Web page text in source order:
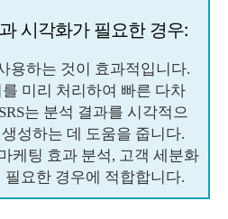
시각화가 필요한 경우:
용하는 것이 효과적입니다.
미리 처리하여 빠른 다차
는 분석 결과를 시각적으
성하는 데 도움을 줍니다.
케팅 효과 분석, 고객 세분화
요한 경우에 적합합니다.